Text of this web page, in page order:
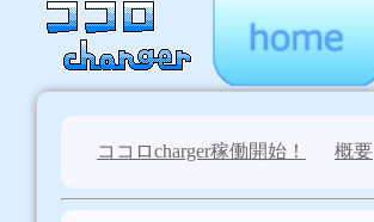
ココロcharger稼働開始！ 概要